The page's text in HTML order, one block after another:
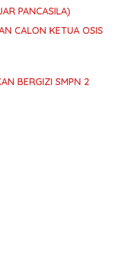
PANCASILA)
CALON KETUA OSIS
BERGIZI SMPN 2